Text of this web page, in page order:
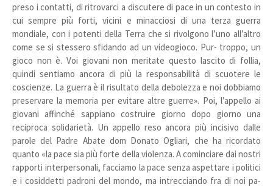
preso i contatti, di ritrovarci a discutere di pace in un contesto in
cui sempre più forti, vicini e minacciosi di una terza guerra
mondiale, con i potenti della Terra che si rivolgono l’uno all’altro
come se si stessero sfidando ad un videogioco. Pur- troppo, un
gioco non è. Voi giovani non meritate questo lascito di follia,
quindi sentiamo ancora di più la responsabilità di scuotere le
coscienze. La guerra è il risultato della debolezza e noi dobbiamo
preservare la memoria per evitare altre guerre». Poi, l’appello ai
giovani affinché sappiano costruire giorno dopo giorno una
reciproca solidarietà. Un appello reso ancora più incisivo dalle
parole del Padre Abate dom Donato Ogliari, che ha ricordato
quanto «la pace sia più forte della violenza. A cominciare dai nostri
rapporti interpersonali, facciamo la pace senza aspettare i politici
e i cosiddetti padroni del mondo, ma intrecciando fra di noi pa-